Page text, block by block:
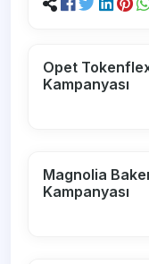
Opet
Kampanyası
Magnolia
Kampanyası